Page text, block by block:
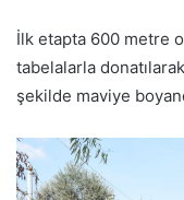
İlk etapta 600 metre
tabelalarla
şekilde maviye